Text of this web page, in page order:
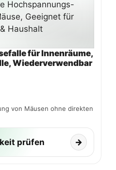
für Innenräume,
Wiederverwendbar
von Mäusen ohne direkten
prüfen →